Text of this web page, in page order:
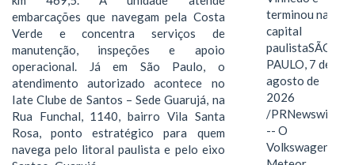
embarcações que navegam pela Costa
Verde e concentra serviços de
manutenção, inspeções e apoio
operacional. Já em São Paulo, o
atendimento autorizado acontece no
Iate Clube de Santos – Sede Guarujá, na
Rua Funchal, 1140, bairro Vila Santa
Rosa, ponto estratégico para quem
navega pelo litoral paulista e pelo eixo
terminou na
capital
paulistaSÃO
PAULO, 7 de
agosto de
2026
/PRNewswire/
-- O
Volkswagen